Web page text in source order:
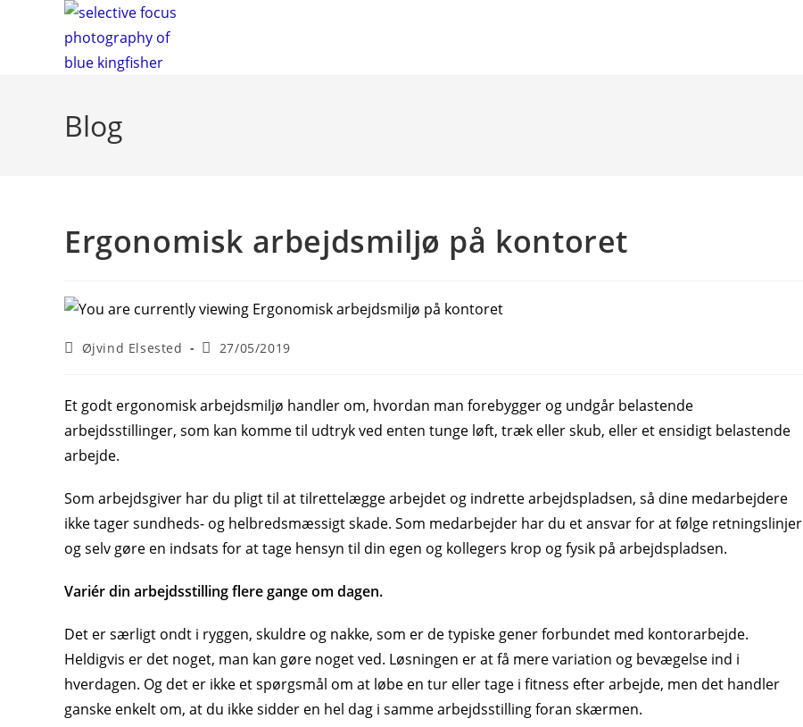
Blog
Ergonomisk arbejdsmiljø på kontoret
PostØjvind Elsested
Post27/05/2019
Et godt ergonomisk arbejdsmiljø handler om, hvordan man forebygger og undgår belastende
arbejdsstillinger, som kan komme til udtryk ved enten tunge løft, træk eller skub, eller et ensidigt belastende
arbejde.
Som arbejdsgiver har du pligt til at tilrettelægge arbejdet og indrette arbejdspladsen, så dine medarbejdere
ikke tager sundheds- og helbredsmæssigt skade. Som medarbejder har du et ansvar for at følge retningslinjer
og selv gøre en indsats for at tage hensyn til din egen og kollegers krop og fysik på arbejdspladsen.
Variér din arbejdsstilling flere gange om dagen.
Det er særligt ondt i ryggen, skuldre og nakke, som er de typiske gener forbundet med kontorarbejde.
Heldigvis er det noget, man kan gøre noget ved. Løsningen er at få mere variation og bevægelse ind i
hverdagen. Og det er ikke et spørgsmål om at løbe en tur eller tage i fitness efter arbejde, men det handler
ganske enkelt om, at du ikke sidder en hel dag i samme arbejdsstilling foran skærmen.